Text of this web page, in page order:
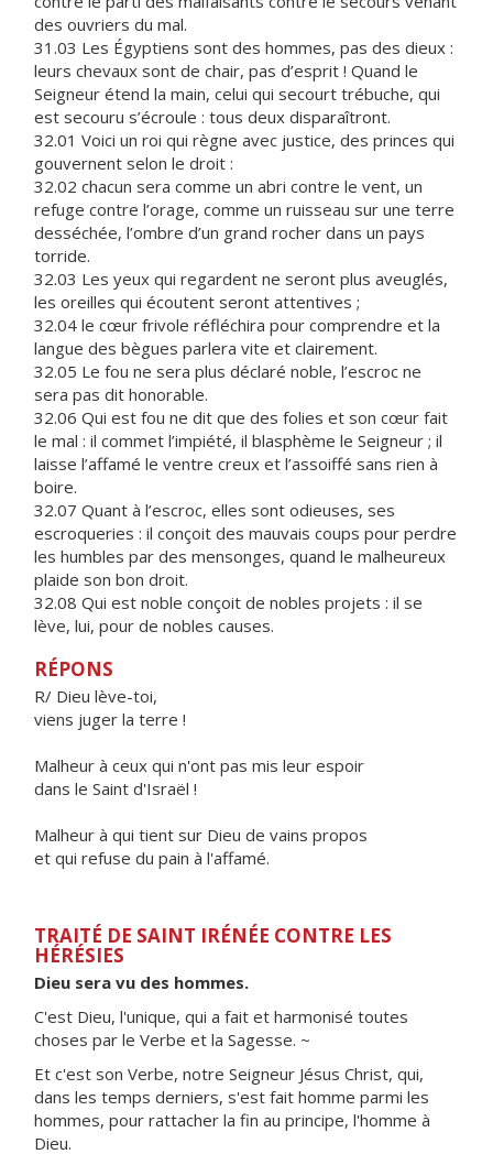
des ouvriers du mal.
31.03 Les Égyptiens sont des hommes, pas des dieux :
leurs chevaux sont de chair, pas d’esprit ! Quand le
Seigneur étend la main, celui qui secourt trébuche, qui
est secouru s’écroule : tous deux disparaîtront.
32.01 Voici un roi qui règne avec justice, des princes qui
gouvernent selon le droit :
32.02 chacun sera comme un abri contre le vent, un
refuge contre l’orage, comme un ruisseau sur une terre
desséchée, l’ombre d’un grand rocher dans un pays
torride.
32.03 Les yeux qui regardent ne seront plus aveuglés,
les oreilles qui écoutent seront attentives ;
32.04 le cœur frivole réfléchira pour comprendre et la
langue des bègues parlera vite et clairement.
32.05 Le fou ne sera plus déclaré noble, l’escroc ne
sera pas dit honorable.
32.06 Qui est fou ne dit que des folies et son cœur fait
le mal : il commet l’impiété, il blasphème le Seigneur ; il
laisse l’affamé le ventre creux et l’assoiffé sans rien à
boire.
32.07 Quant à l’escroc, elles sont odieuses, ses
escroqueries : il conçoit des mauvais coups pour perdre
les humbles par des mensonges, quand le malheureux
plaide son bon droit.
32.08 Qui est noble conçoit de nobles projets : il se
lève, lui, pour de nobles causes.
RÉPONS
R/ Dieu lève-toi,
viens juger la terre !
Malheur à ceux qui n'ont pas mis leur espoir
dans le Saint d'Israël !
Malheur à qui tient sur Dieu de vains propos
et qui refuse du pain à l'affamé.
TRAITÉ DE SAINT IRÉNÉE CONTRE LES
HÉRÉSIES
Dieu sera vu des hommes.
C'est Dieu, l'unique, qui a fait et harmonisé toutes
choses par le Verbe et la Sagesse. ~
Et c'est son Verbe, notre Seigneur Jésus Christ, qui,
dans les temps derniers, s'est fait homme parmi les
hommes, pour rattacher la fin au principe, l'homme à
Dieu.